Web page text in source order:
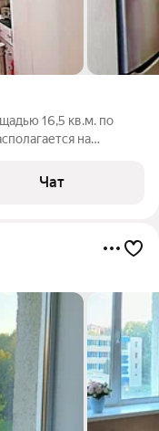
16,5 кв.м. по
на
коммуникации,
Чат